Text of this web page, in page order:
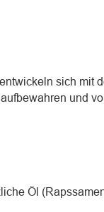
sich mit
und
Öl